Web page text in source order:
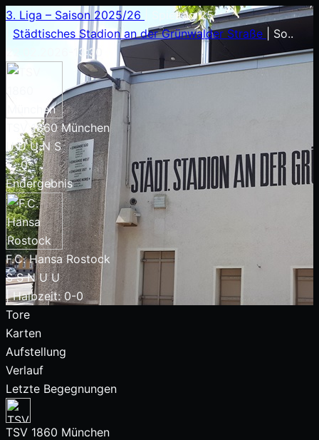
3. Liga – Saison 2025/26
Spieltag 25
Städtisches Stadion an der Grünwalder Straße
So..
13:30
TSV 1860 München
UUUNS
1 : 0
Endergebnis
F.C. Hansa Rostock
SSNUU
| Halbzeit: 0-0
Tore
Karten
Aufstellung
Verlauf
Letzte Begegnungen
TSV 1860 München